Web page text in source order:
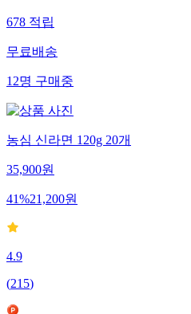
678적립
무료배송
12명구매중
농심 신라면 120g 20개
35,900원
41%21,200원
4.9
(215)